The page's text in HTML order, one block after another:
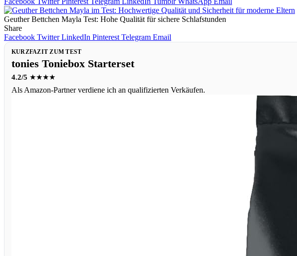
Geuther Bettchen Mayla Test: Hohe Qualität für sichere Schlafstunden
Share
Facebook Twitter LinkedIn Pinterest Telegram Email
KURZFAZIT ZUM TEST
tonies Toniebox Starterset
4.2/5 ★★★★
Als Amazon-Partner verdiene ich an qualifizierten Verkäufen.